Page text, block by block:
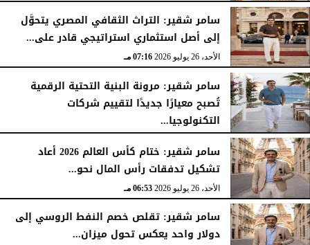
الأحد، 26 يوليو 2026 07:27 مـ
سامر شقير: التراث الثقافي المصري يتحوَّل
إلى أصل استثماري استراتيجي قادر على...
الأحد، 26 يوليو 2026 07:16 مـ
سامر شقير: مرونة البنية التحتية الرقمية
تُصبح معيارًا جديدًا لتقييم شركات
التكنولوجيا...
الأحد، 26 يوليو 2026 07:03 مـ
سامر شقير: ختام كأس العالم 2026 أعاد
تشكيل تدفقات رأس المال نحو...
الأحد، 26 يوليو 2026 06:53 مـ
سامر شقير: تقلص خصم النفط الروسي إلى
دولار واحد يعكس تحول ميزان...